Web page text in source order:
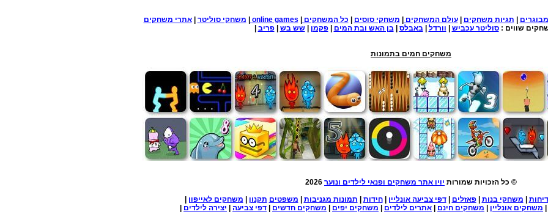
תגיות משחקים |עולם המשחקים משחקי סוסים כל המשחקים online games משחקי סוליטר |אתרי משחקים
שווים :סוליטר עכביש וורדל |באבלס |בן האש ובת המים |פקמן |שש בש |פריב
משחקים חמים בתמונות
© כל הזכויות שמורות יויו אתר משחקים ופנאי לילדים ונוער
משחקי בנות |פאזלים |דפי צביעה אונליין |חידות תמונות מגניבות משפטים תקנון משחקים לאייפון
משחקים אונליין משחקים חינם אתרים לילדים משחקים יפים משחקים חדשים דפי צביעה יצירה לילדים